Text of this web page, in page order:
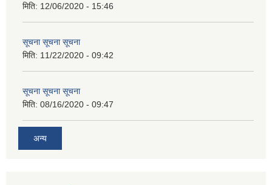
मिति: 12/06/2020 - 15:46
सूचना सूचना सूचना
मिति: 11/22/2020 - 09:42
सूचना सूचना सूचना
मिति: 08/16/2020 - 09:47
अन्य